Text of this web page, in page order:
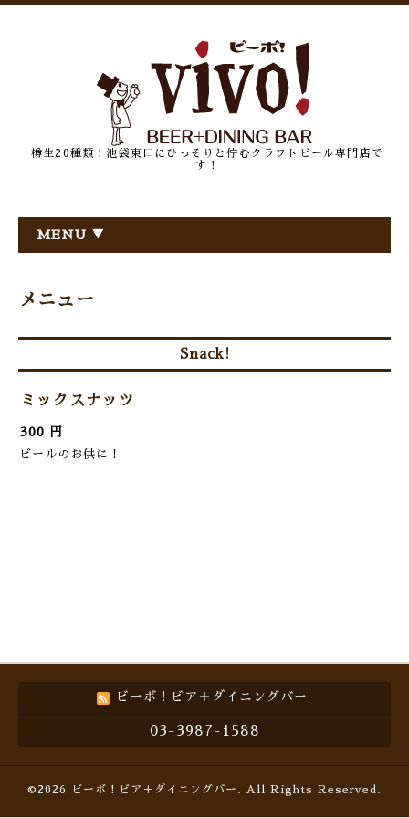
樽生20種類！池袋東口にひっそりと佇むクラフトビール専門店で
す！
MENU ▼
メニュー
Snack!
ミックスナッツ
300 円
ビールのお供に！
ビーボ！ビア＋ダイニングバー
03-3987-1588
©2026 ビーボ！ビア＋ダイニングバー . All Rights Reserved.